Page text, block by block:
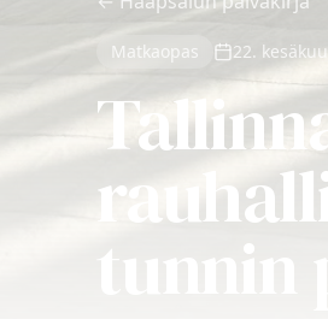
Matkaopas 22.
tunnin